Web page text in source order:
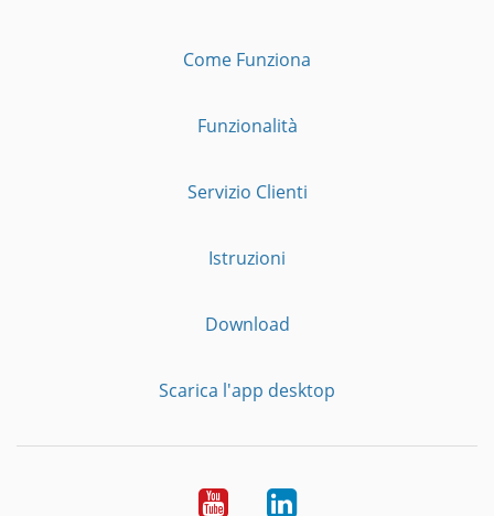
Come Funziona
Funzionalità
Servizio Clienti
Istruzioni
Download
Scarica l'app desktop
YouTubeLinkedIn